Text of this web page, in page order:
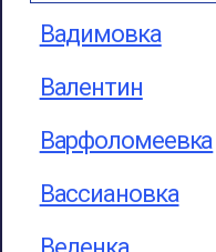
Вадимовка
Валентин
Варфоломеевка
Вассиановка